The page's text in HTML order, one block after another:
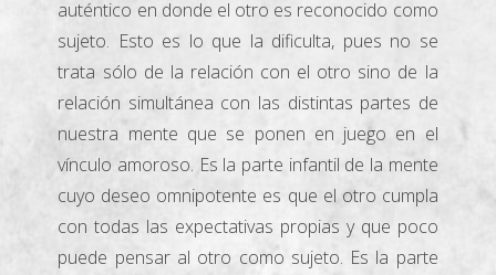
auténtico en donde el otro es reconocido como
sujeto. Esto es lo que la dificulta, pues no se
trata sólo de la relación con el otro sino de la
relación simultánea con las distintas partes de
nuestra mente que se ponen en juego en el
vínculo amoroso. Es la parte infantil de la mente
cuyo deseo omnipotente es que el otro cumpla
con todas las expectativas propias y que poco
puede pensar al otro como sujeto. Es la parte